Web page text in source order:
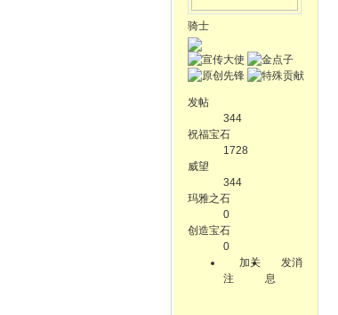
骑士
发帖
344
祝福宝石
1728
威望
344
玛雅之石
0
创造宝石
0
加关
注
发消
息